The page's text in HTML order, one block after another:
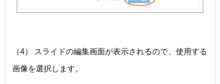
（4） スライドの編集画面が表示されるので、使用する
画像を選択します。